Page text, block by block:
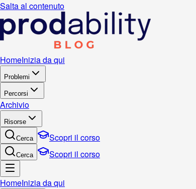
Salta al contenuto
HomeInizia da qui
Problemi
Percorsi
Archivio
Risorse
Cerca Scopri il corso
Cerca Scopri il corso
HomeInizia da qui